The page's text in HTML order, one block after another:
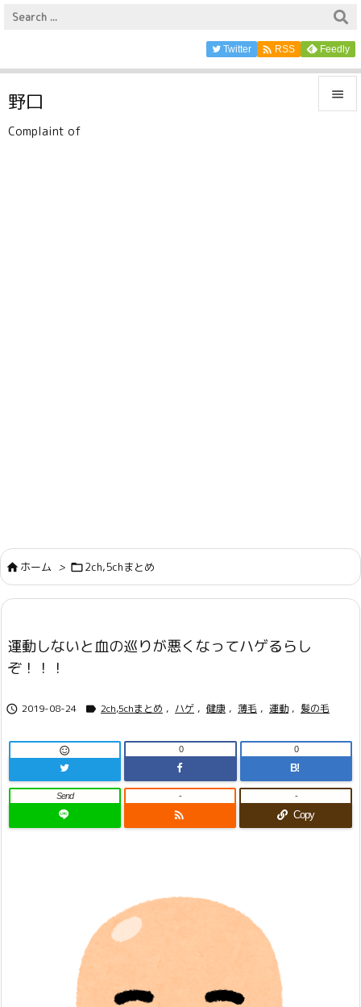

Twitter  RSS Feedly
野口
Complaint of
ホーム > 2ch,5chまとめ
運動しないと血の巡りが悪くなってハゲるらし
ぞ！！！
 2019-08-24  2ch,5chまとめ , ハゲ , 健康 , 薄毛 , 運動 , 髪の毛
 0
B!
0
Send

-
Copy
-